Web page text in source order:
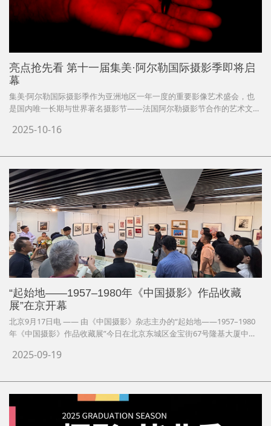
亮点抢先看 第十一届集美·阿尔勒国际摄影季即将启
幕
集美·阿尔勒国际摄影季作为亚洲地区一年一度的重要影像艺术盛会，也
是国内唯一长期与世界著名摄影节——法国阿尔勒摄影节合作的艺术文化
策展理念和国际视野，持续呈现全球影像创作的多样性与新趋势，支持华
月，集美·阿尔勒在气候宜人的厦门集美区举办，以高规格与国际视野的
艺术呈现，迎接来自全国乃至世界各地的观众，成为城市与艺术交融的盛
典。历经10年深耕，集美·阿尔勒已累计呈现逾300场展览、700多位艺术
家作品，并举办超过800场公共活动，吸引观众突破55万人次。
2025-10-16
“起始地——1957–1980年《中国摄影》作品收藏
展”在京开幕
北京9月17日电 —— 由《中国摄影》杂志主办的“起始地——1957–1980
年《中国摄影》作品收藏展”今日在北京东城区金宝街67号隆基大厦中国
相关档案文献，追溯新中国摄影在社会主义现实主义语境中的起点与发
2025-09-19